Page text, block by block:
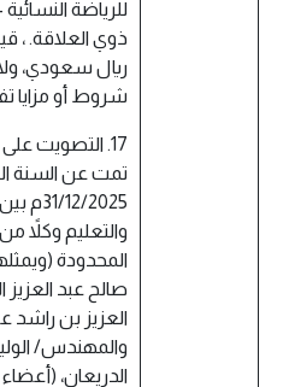
للرياضة
ريال سعودي،
شروط أو مزايا
17. التصويت
تمت عن السنة
31/12/
والتعليم وكلاً
المحدودة
صالح عبد العزيز
العزيز بن راشد
والمهندس/
الدريعان،